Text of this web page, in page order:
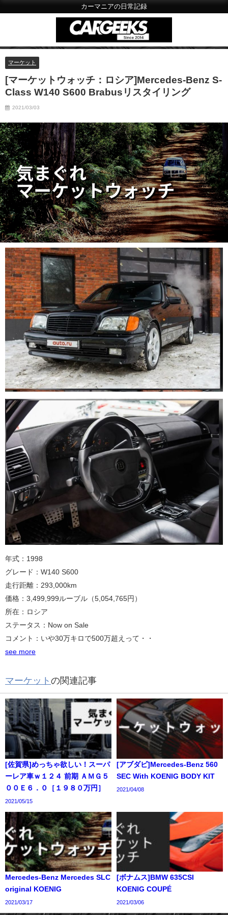
カーマニアの日常記録
マーケット
[マーケットウォッチ：ロシア]Mercedes-Benz S-
Class W140 S600 Brabusリスタイリング
2021/03/03
年式：1998
グレード：W140 S600
走行距離：293,000km
価格：3,499,999ルーブル（5,054,765円）
所在：ロシア
ステータス：Now on Sale
コメント：いや30万キロで500万超えって・・
see more
マーケット の関連記事
[佐賀県]めっちゃ欲しい！スーパ
ーレア車ｗ１２４ 前期 ＡＭＧ５
００Ｅ６．０［１９８０万円］
2021/05/15
[アブダビ]Mercedes-Benz 560
SEC With KOENIG BODY KIT
2021/04/08
Mercedes-Benz Mercedes SLC
original KOENIG
2021/03/17
[ボナムス]BMW 635CSI
KOENIG COUPÉ
2021/03/06